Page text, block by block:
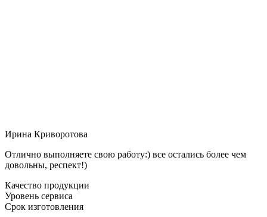
Ирина Криворотова
Отлично выполняете свою работу:) все остались более чем
довольны, респект!)
Качество продукции
Уровень сервиса
Срок изготовления